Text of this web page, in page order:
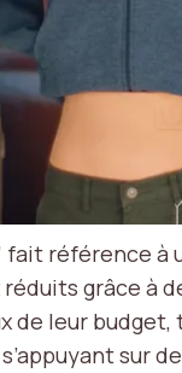
fait référence
grâce à
de leur
sur